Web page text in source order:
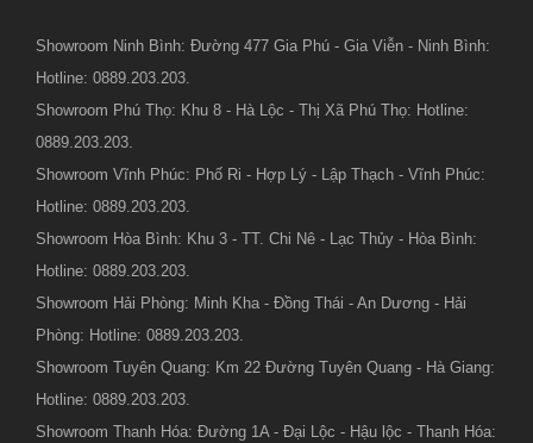
Showroom Ninh Bình: Đường 477 Gia Phú - Gia Viễn - Ninh Bình:
Hotline: 0889.203.203.
Showroom Phú Thọ: Khu 8 - Hà Lộc - Thị Xã Phú Thọ: Hotline:
0889.203.203.
Showroom Vĩnh Phúc: Phố Ri - Hợp Lý - Lập Thạch - Vĩnh Phúc:
Hotline: 0889.203.203.
Showroom Hòa Bình: Khu 3 - TT. Chi Nê - Lạc Thủy - Hòa Bình:
Hotline: 0889.203.203.
Showroom Hải Phòng: Minh Kha - Đồng Thái - An Dương - Hải
Phòng: Hotline: 0889.203.203.
Showroom Tuyên Quang: Km 22 Đường Tuyên Quang - Hà Giang:
Hotline: 0889.203.203.
Showroom Thanh Hóa: Đường 1A - Đại Lộc - Hậu lộc - Thanh Hóa: